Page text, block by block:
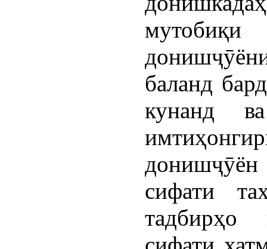
баланд
кунанд
донишҷӯён
сифати